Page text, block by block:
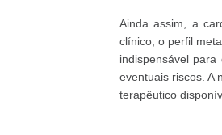
Ainda assim, a
clínico, o perfil
indispensável
eventuais riscos. A
terapêutico